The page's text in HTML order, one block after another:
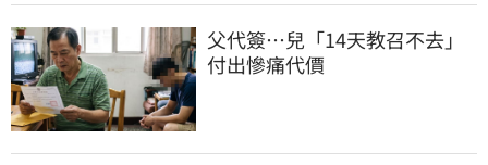
父代簽…兒「14天教召不去」
付出慘痛代價